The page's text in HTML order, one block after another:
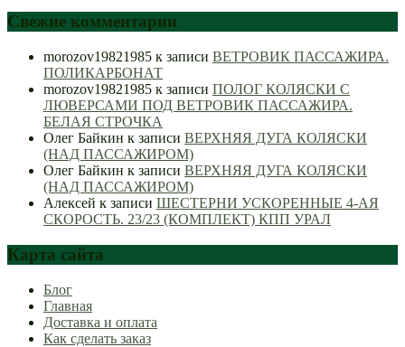
Свежие комментарии
morozov19821985 к записи ВЕТРОВИК ПАССАЖИРА.
ПОЛИКАРБОНАТ
morozov19821985 к записи ПОЛОГ КОЛЯСКИ С
ЛЮВЕРСАМИ ПОД ВЕТРОВИК ПАССАЖИРА.
БЕЛАЯ СТРОЧКА
Олег Байкин к записи ВЕРХНЯЯ ДУГА КОЛЯСКИ
(НАД ПАССАЖИРОМ)
Олег Байкин к записи ВЕРХНЯЯ ДУГА КОЛЯСКИ
(НАД ПАССАЖИРОМ)
Алексей к записи ШЕСТЕРНИ УСКОРЕННЫЕ 4-АЯ
СКОРОСТЬ. 23/23 (КОМПЛЕКТ) КПП УРАЛ
Карта сайта
Блог
Главная
Доставка и оплата
Как сделать заказ